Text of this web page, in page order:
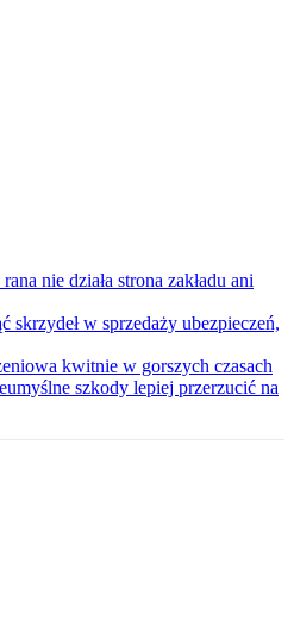
nie działa strona zakładu ani
skrzydeł w sprzedaży ubezpieczeń,
kwitnie w gorszych czasach
szkody lepiej przerzucić na